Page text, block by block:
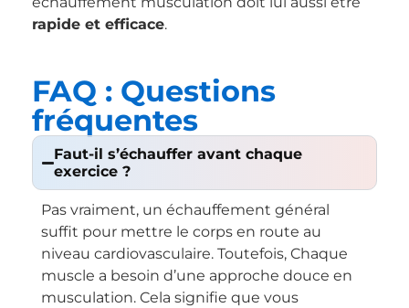
rapide et efficace.
FAQ : Questions
fréquentes
Faut-il s’échauffer avant chaque
exercice ?
Pas vraiment, un échauffement général
suffit pour mettre le corps en route au
niveau cardiovasculaire. Toutefois, Chaque
muscle a besoin d’une approche douce en
musculation. Cela signifie que vous